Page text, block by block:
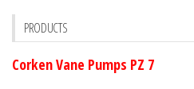
PRODUCTS
Corken Vane Pumps PZ 7